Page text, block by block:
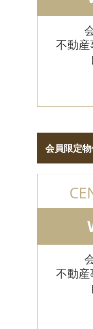
不動
会員限定
不動